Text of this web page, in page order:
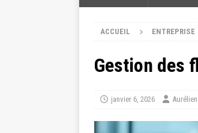
ACCUEIL ENTREPRISE
Gestion des
janvier 6, 2026